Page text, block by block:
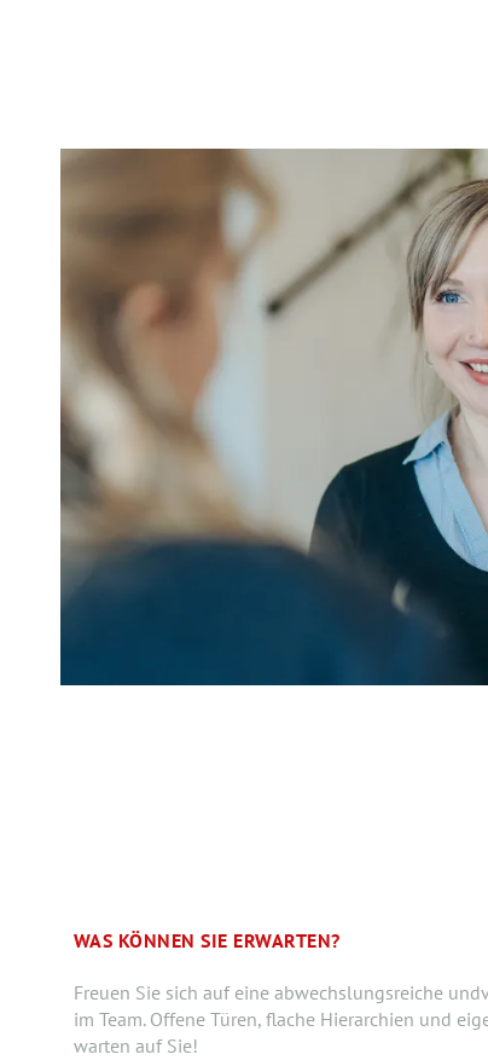
WAS KÖNNEN SIE ERWARTEN?
Freuen Sie sich auf eine abwechslungsreiche
im Team. Offene Türen, flache Hierarchien und
warten auf Sie!